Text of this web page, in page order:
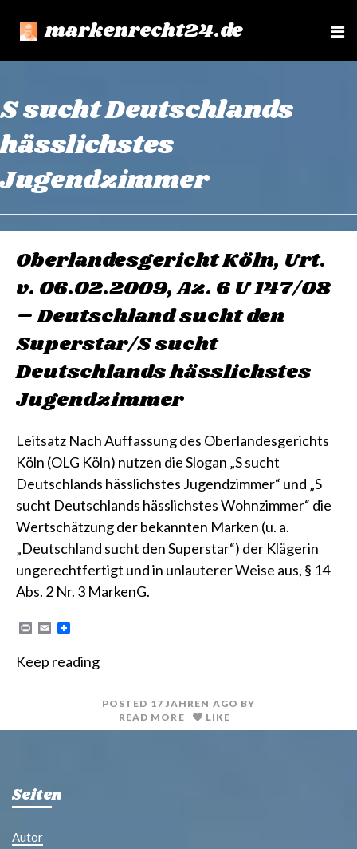
markenrecht24.de
e
S sucht Deutschlands
hässlichstes
Jugendzimmer
Oberlandesgericht Köln, Urt.
v. 06.02.2009, Az. 6 U 147/08
– Deutschland sucht den
Superstar/S sucht
Deutschlands hässlichstes
Jugendzimmer
Leitsatz Nach Auffassung des Oberlandesgerichts
Köln (OLG Köln) nutzen die Slogan „S sucht
Deutschlands hässlichstes Jugendzimmer“ und „S
sucht Deutschlands hässlichstes Wohnzimmer“ die
Wertschätzung der bekannten Marken (u. a.
„Deutschland sucht den Superstar“) der Klägerin
ungerechtfertigt und in unlauterer Weise aus, § 14
Abs. 2 Nr. 3 MarkenG.
n
E
i
Keep reading
POSTED 17 JAHREN AGO BY
READ MORE
LIKE
Seiten
Autor